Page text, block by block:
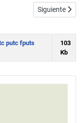
en C. fopen,
Artículo
Siguiente
putc fputs
103
Kb